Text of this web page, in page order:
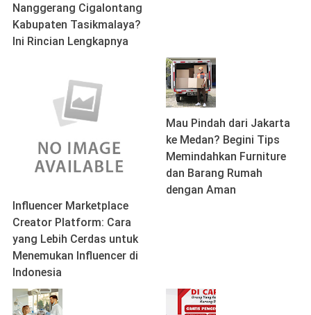
Nanggerang Cigalontang
Kabupaten Tasikmalaya?
Ini Rincian Lengkapnya
Influencer Marketplace
Creator Platform: Cara
yang Lebih Cerdas untuk
Menemukan Influencer di
Indonesia
Mau Pindah dari Jakarta
ke Medan? Begini Tips
Memindahkan Furniture
dan Barang Rumah
dengan Aman